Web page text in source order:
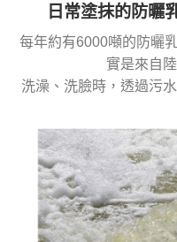
日常塗抹的防曬
每年約有6000噸的防曬
實是來自
洗澡、洗臉時，透過污